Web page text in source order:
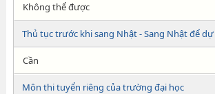
Không thể được
Thủ tục trước khi sang Nhật - Sang Nhật để
Cần
Môn thi tuyển riêng của trường đại học